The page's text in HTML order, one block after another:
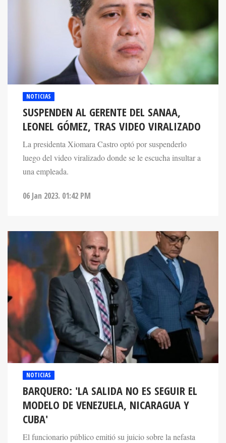
NOTICIAS
SUSPENDEN AL GERENTE DEL SANAA,
LEONEL GÓMEZ, TRAS VIDEO VIRALIZADO
La presidenta Xiomara Castro optó por suspenderlo
luego del video viralizado donde se le escucha insultar a
una empleada.
06 Jan 2023. 01:42 PM
NOTICIAS
BARQUERO: 'LA SALIDA NO ES SEGUIR EL
MODELO DE VENEZUELA, NICARAGUA Y
CUBA'
El funcionario público emitió su juicio sobre la nefasta